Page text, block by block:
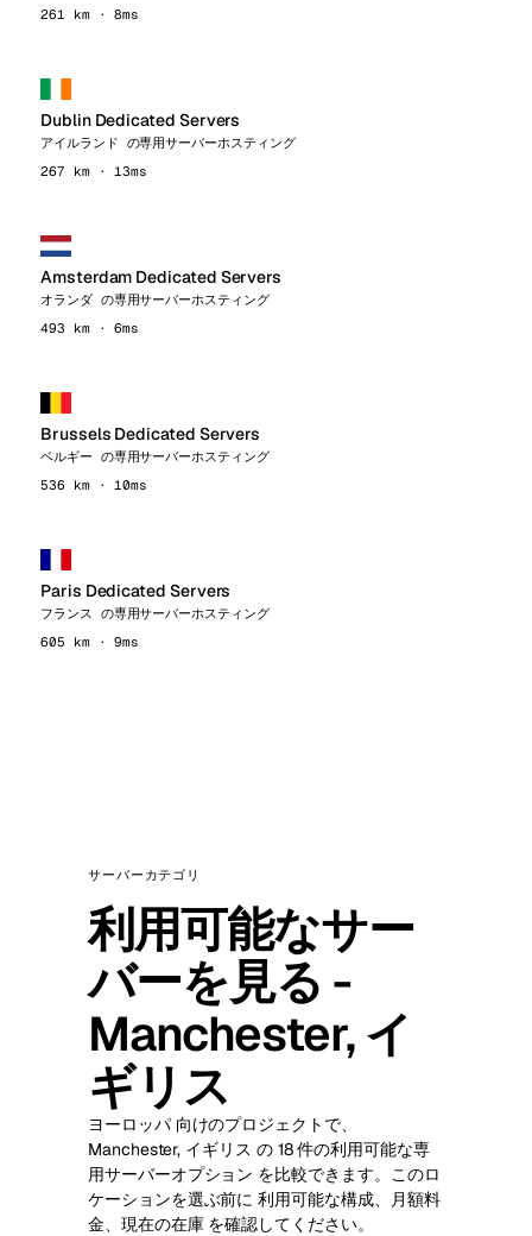
261 km · 8ms
Dublin Dedicated Servers
アイルランド の専用サーバーホスティング
267 km · 13ms
Amsterdam Dedicated Servers
オランダ の専用サーバーホスティング
493 km · 6ms
Brussels Dedicated Servers
ベルギー の専用サーバーホスティング
536 km · 10ms
Paris Dedicated Servers
フランス の専用サーバーホスティング
605 km · 9ms
サーバーカテゴリ
利用可能なサー
バーを見る -
Manchester, イ
ギリス
ヨーロッパ 向けのプロジェクトで、
Manchester, イギリス の 18 件の利用可能な専
用サーバーオプション を比較できます。このロ
ケーションを選ぶ前に 利用可能な構成、月額料
金、現在の在庫 を確認してください。